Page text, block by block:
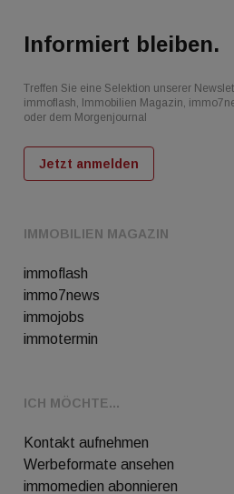
IMMOBILIEN MAGAZIN
immoflash
immo7news
immojobs
immotermin
ICH MÖCHTE...
Kontakt aufnehmen
Werbeformate ansehen
immomedien abonnieren
Informiert bleiben.
Treffen Sie eine Selektion unserer
immoflash, Immobilien Magazin,
oder dem Morgenjournal
Jetzt anmelden